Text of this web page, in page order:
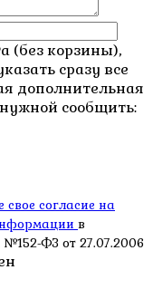
(без корзины),
сразу все
дополнительная
сообщить:
свое согласие на
в
ФЗ от 27.07.2006